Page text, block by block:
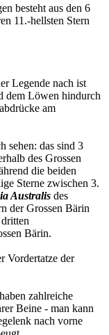
besteht aus den 6
11.-hellsten Stern
Legende nach ist
dem Löwen hindurch
am
sehen: das sind 3
des Grossen
die beiden
Sterne zwischen 3.
Australis des
der Grossen Bärin
Bärin.
Vordertatze der
zahlreiche
Beine - man kann
nach vorne